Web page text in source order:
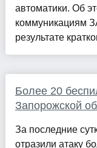
автоматики. Об
коммуникациям
результате
Более 20
Запорожской
За последние
отразили атаку